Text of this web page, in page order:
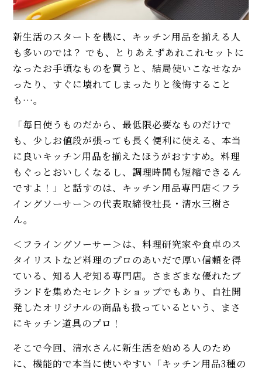
新生活のスタートを機に、キッチン用品を揃える人
も多いのでは？ でも、とりあえずあれこれセットに
なったお手頃なものを買うと、結局使いこなせなか
ったり、すぐに壊れてしまったりと後悔すること
も…。
「毎日使うものだから、最低限必要なものだけで
も、少しお値段が張っても長く便利に使える、本当
に良いキッチン用品を揃えたほうがおすすめ。料理
もぐっとおいしくなるし、調理時間も短縮できるん
ですよ！」と話すのは、キッチン用品専門店＜フラ
イングソーサー＞の代表取締役社長・清水三樹さ
ん。
＜フライングソーサー＞は、料理研究家や食卓のス
タイリストなど料理のプロのあいだで厚い信頼を得
ている、知る人ぞ知る専門店。さまざまな優れたブ
ランドを集めたセレクトショップでもあり、自社開
発したオリジナルの商品も扱っているという、まさ
にキッチン道具のプロ！
そこで今回、清水さんに新生活を始める人のため
に、機能的で本当に使いやすい「キッチン用品3種の